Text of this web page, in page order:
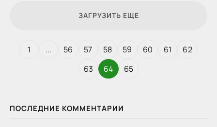
ПОСЛЕДНИЕ КОММЕНТАРИИ
ЗАГРУЗИТЬ ЕЩЕ
1 ... 56 57 58 59 60 61
62
63
64 65